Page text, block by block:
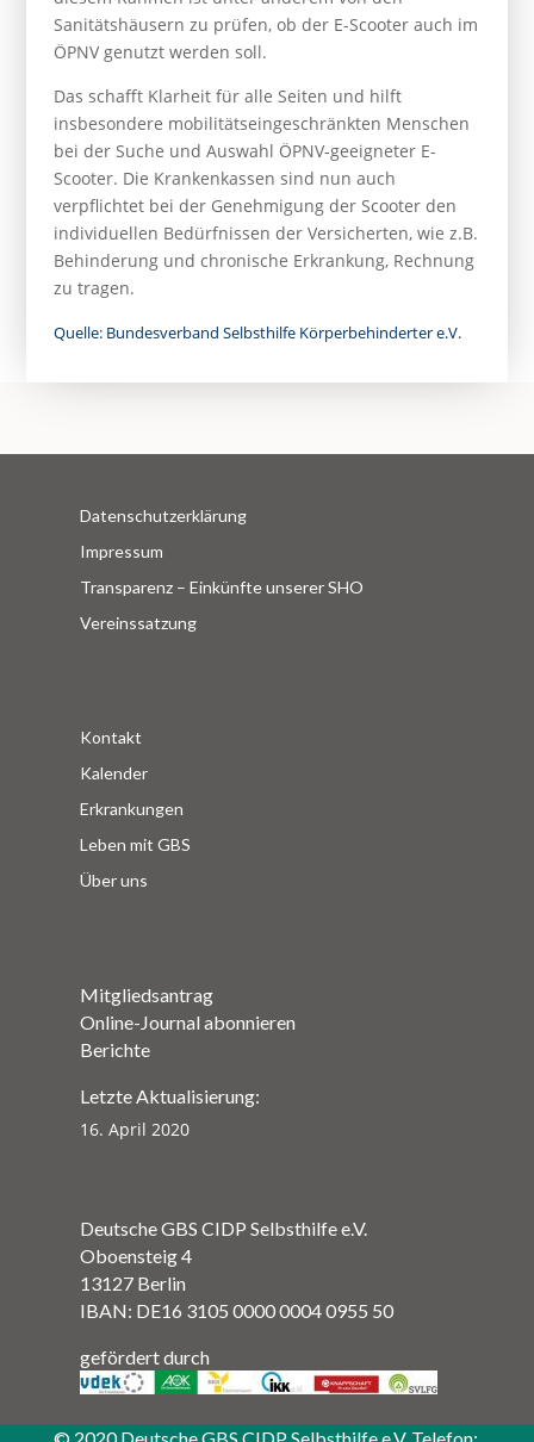
Sanitätshäusern zu prüfen, ob der E-Scooter auch im
ÖPNV genutzt werden soll.
Das schafft Klarheit für alle Seiten und hilft
insbesondere mobilitätseingeschränkten Menschen
bei der Suche und Auswahl ÖPNV-geeigneter E-
Scooter. Die Krankenkassen sind nun auch
verpflichtet bei der Genehmigung der Scooter den
individuellen Bedürfnissen der Versicherten, wie z.B.
Behinderung und chronische Erkrankung, Rechnung
zu tragen.
Quelle: Bundesverband Selbsthilfe Körperbehinderter e.V.
Datenschutzerklärung
Impressum
Transparenz – Einkünfte unserer SHO
Vereinssatzung
Kontakt
Kalender
Erkrankungen
Leben mit GBS
Über uns
Mitgliedsantrag
Online-Journal abonnieren
Berichte
Letzte Aktualisierung:
16. April 2020
Deutsche GBS CIDP Selbsthilfe e.V.
Oboensteig 4
13127 Berlin
IBAN: DE16 3105 0000 0004 0955 50
gefördert durch